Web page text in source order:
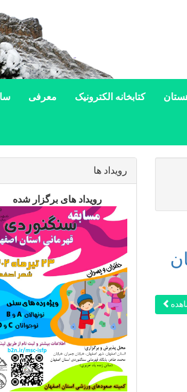
کتابخانه الکترونیک معرفی
رویداد ها
رویداد های برگزار شده